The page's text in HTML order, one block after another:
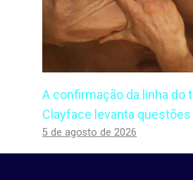
A confirmação da linha do
Clayface levanta questões
5 de agosto de 2026